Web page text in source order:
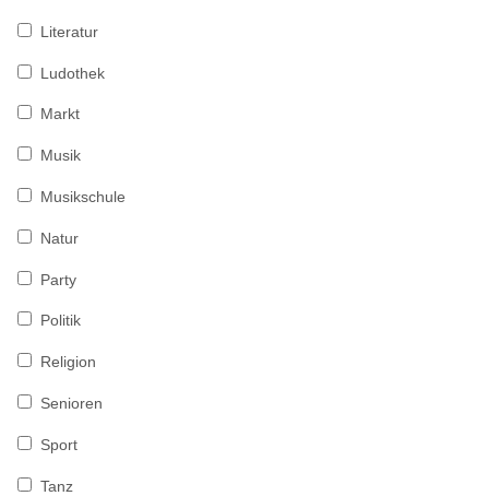
Literatur
Ludothek
Markt
Musik
Musikschule
Natur
Party
Politik
Religion
Senioren
Sport
Tanz